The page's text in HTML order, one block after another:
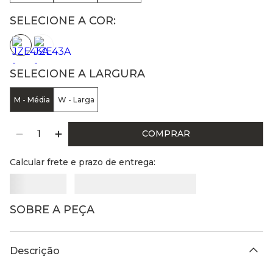
SELECIONE A COR:
SELECIONE A LARGURA
M - Média W - Larga
COMPRAR
Calcular frete e prazo de entrega:
SOBRE A PEÇA
Descrição